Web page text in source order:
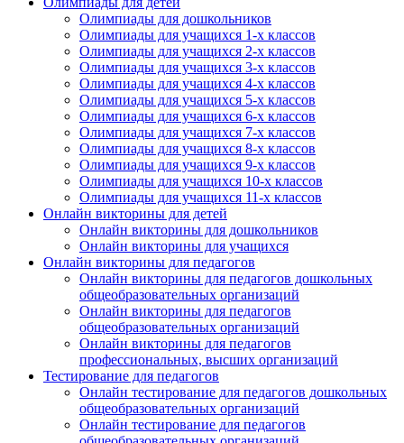
Олимпиады для дошкольников
Олимпиады для учащихся 1-х классов
Олимпиады для учащихся 2-х классов
Олимпиады для учащихся 3-х классов
Олимпиады для учащихся 4-х классов
Олимпиады для учащихся 5-х классов
Олимпиады для учащихся 6-х классов
Олимпиады для учащихся 7-х классов
Олимпиады для учащихся 8-х классов
Олимпиады для учащихся 9-х классов
Олимпиады для учащихся 10-х классов
Олимпиады для учащихся 11-х классов
Онлайн викторины для детей
Онлайн викторины для дошкольников
Онлайн викторины для учащихся
Онлайн викторины для педагогов
Онлайн викторины для педагогов дошкольных
общеобразовательных организаций
Онлайн викторины для педагогов
общеобразовательных организаций
Онлайн викторины для педагогов
профессиональных, высших организаций
Тестирование для педагогов
Онлайн тестирование для педагогов дошкольных
общеобразовательных организаций
Онлайн тестирование для педагогов